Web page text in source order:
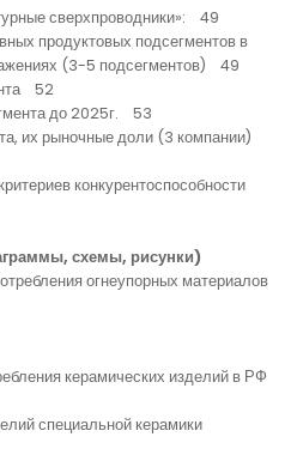
сверхпроводники»: 49
продуктовых подсегментов в
(3-5 подсегментов) 49
52
до 2025г. 53
их рыночные доли (3 компании)
конкурентоспособности
схемы, рисунки)
огнеупорных материалов
керамических изделий в РФ
специальной керамики